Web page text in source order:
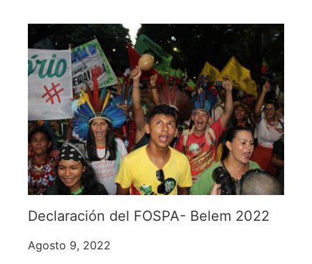
Declaración del FOSPA- Belem 2022
Agosto 9, 2022